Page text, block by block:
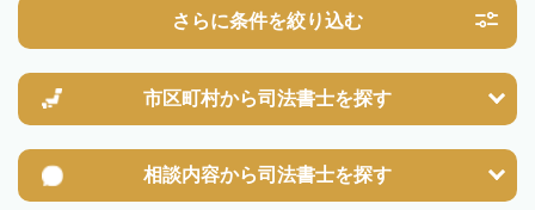
さらに条件を絞り込む
市区町村から司法書士を探す
相談内容から司法書士を探す